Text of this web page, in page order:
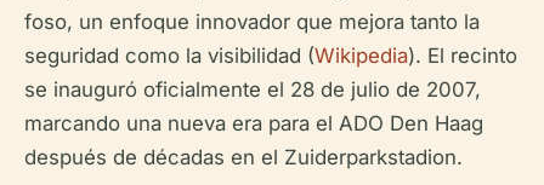
foso, un enfoque innovador que mejora tanto la
seguridad como la visibilidad (Wikipedia). El recinto
se inauguró oficialmente el 28 de julio de 2007,
marcando una nueva era para el ADO Den Haag
después de décadas en el Zuiderparkstadion.